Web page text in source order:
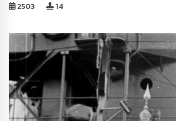
2503 14